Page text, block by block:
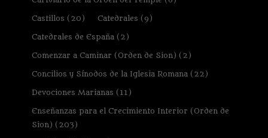
Castillos (20) Catedrales (9)
Catedrales de España(2)
Comenzar a Caminar (Orden de Sion) (2)
Concilios y Sínodos de la Iglesia Romana(22)
Devociones Marianas (11)
Enseñanzas para el Crecimiento Interior (Orden de
Sion) (203)